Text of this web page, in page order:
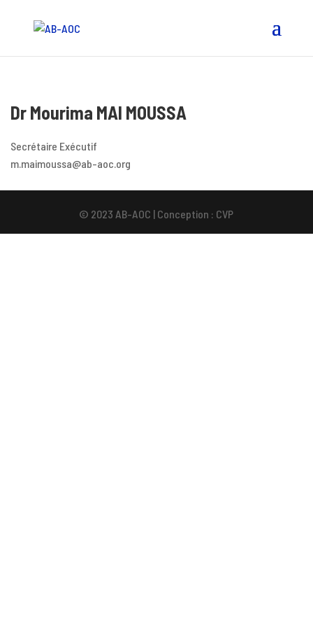
Dr Mourima MAI MOUSSA
Secrétaire Exécutif
m.maimoussa@ab-aoc.org
© 2023 AB-AOC | Conception : CVP